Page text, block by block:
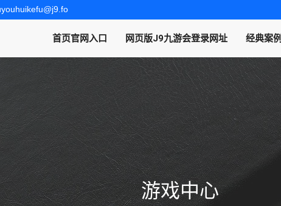
首页官网入口 网页版J9九游会登录网址 经典案例
游戏中心